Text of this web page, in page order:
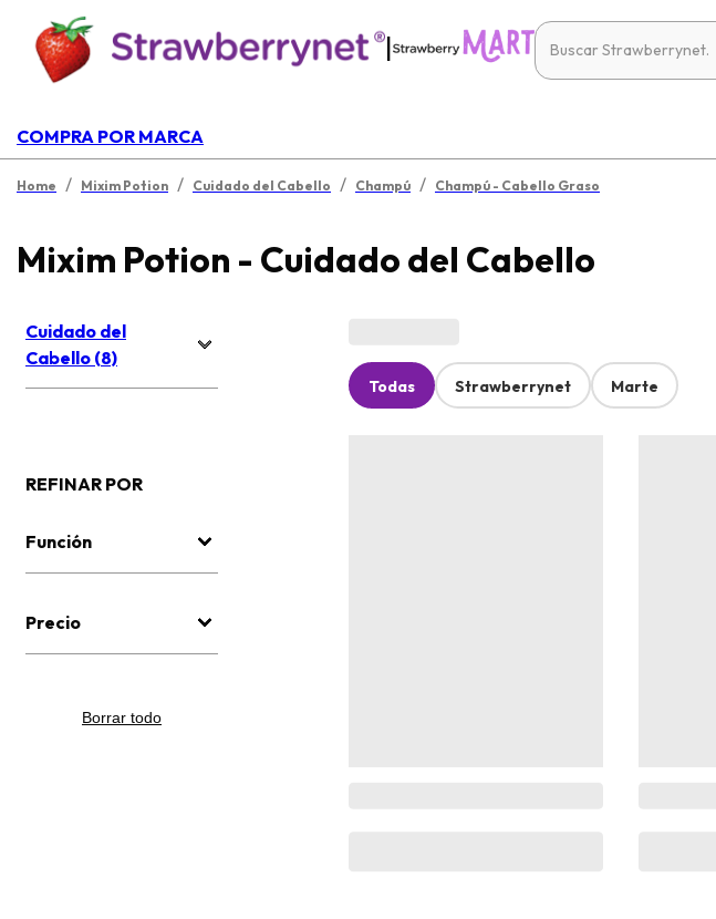
|
COMPRA POR MARCA
Home / Mixim Potion / Cuidado del Cabello / Champú / Champú - Cabello Graso
Mixim Potion - Cuidado del Cabello
Cuidado del
Cabello (8)
REFINAR POR
Función
Precio
Borrar todo
Todas Strawberrynet Marte